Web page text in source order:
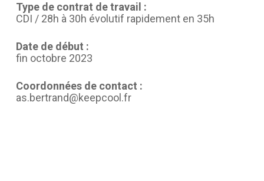
Type de contrat de travail :
CDI / 28h à 30h évolutif rapidement en 35h
Date de début :
fin octobre 2023
Coordonnées de contact :
as.bertrand@keepcool.fr